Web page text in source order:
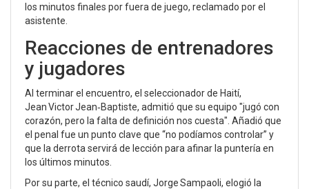
los minutos finales por fuera de juego, reclamado por el
asistente.
Reacciones de entrenadores
y jugadores
Al terminar el encuentro, el seleccionador de Haití,
Jean Victor Jean‑Baptiste, admitió que su equipo "jugó con
corazón, pero la falta de definición nos cuesta". Añadió que
el penal fue un punto clave que “no podíamos controlar” y
que la derrota servirá de lección para afinar la puntería en
los últimos minutos.
Por su parte, el técnico saudí, Jorge Sampaoli, elogió la